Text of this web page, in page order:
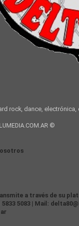
rock, dance,
©
a través de su
5833 5083 | Mail: